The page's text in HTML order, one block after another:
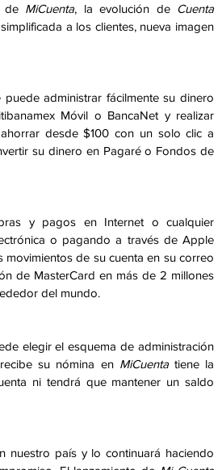
de MiCuenta, la evolución de Cuenta
a los clientes, nueva imagen
administrar fácilmente su dinero
Móvil o BancaNet y realizar
desde $100 con un solo clic a
su dinero en Pagaré o Fondos de
y pagos en Internet o cualquier
o pagando a través de Apple
de su cuenta en su correo
de MasterCard en más de 2 millones
del mundo.
elegir el esquema de administración
su nómina en MiCuenta tiene la
ni tendrá que mantener un saldo
nuestro país y lo continuará haciendo